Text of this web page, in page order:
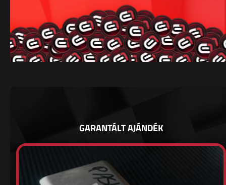
GARANTÁLT AJÁNDÉK